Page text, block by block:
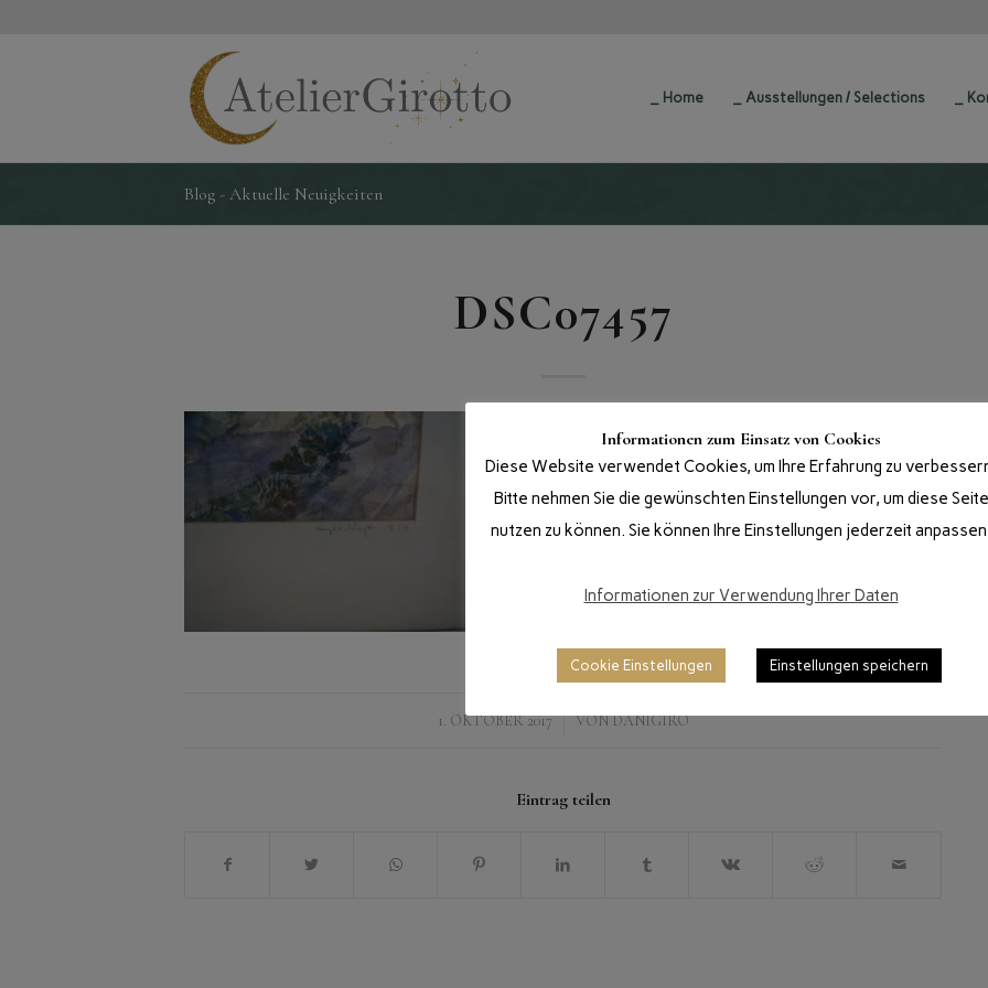
_ Home _ Ausstellungen / Selections _
Blog - Aktuelle Neuigkeiten
DSC07457
1. OKTOBER 2017
/ VONDANIGIRO
Eintrag teilen
Informationen zum Einsatz von Cookies
Diese Website verwendet Cookies, um Ihre Erfahrung zu
Bitte nehmen Sie die gewünschten Einstellungen vor, um diese Seite
nutzen zu können. Sie können Ihre Einstellungen jederzeit
Informationen zur Verwendung Ihrer Daten
Cookie Einstellungen Einstellungen speichern